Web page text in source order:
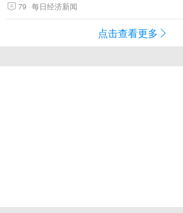
79 每日经济新闻
点击查看更多